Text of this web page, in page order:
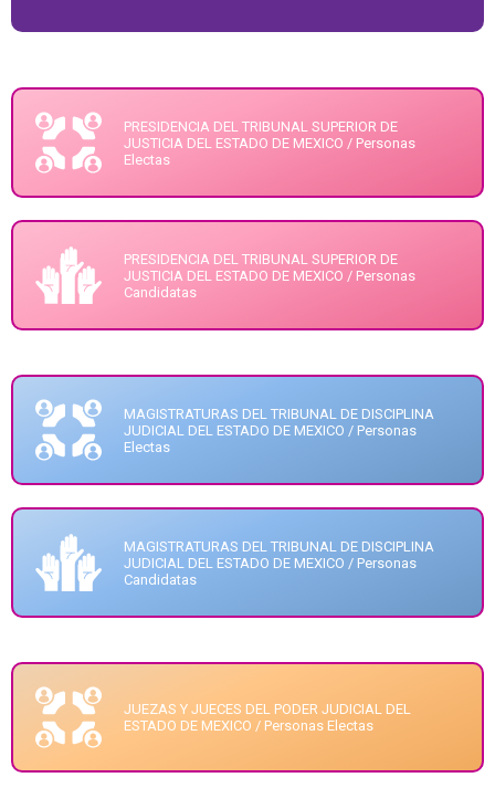
PRESIDENCIA DEL TRIBUNAL SUPERIOR DE
JUSTICIA DEL ESTADO DE MEXICO / Personas
Electas
PRESIDENCIA DEL TRIBUNAL SUPERIOR DE
JUSTICIA DEL ESTADO DE MEXICO / Personas
Candidatas
MAGISTRATURAS DEL TRIBUNAL DE DISCIPLINA
JUDICIAL DEL ESTADO DE MEXICO / Personas
Electas
MAGISTRATURAS DEL TRIBUNAL DE DISCIPLINA
JUDICIAL DEL ESTADO DE MEXICO / Personas
Candidatas
JUEZAS Y JUECES DEL PODER JUDICIAL DEL
ESTADO DE MEXICO / Personas Electas